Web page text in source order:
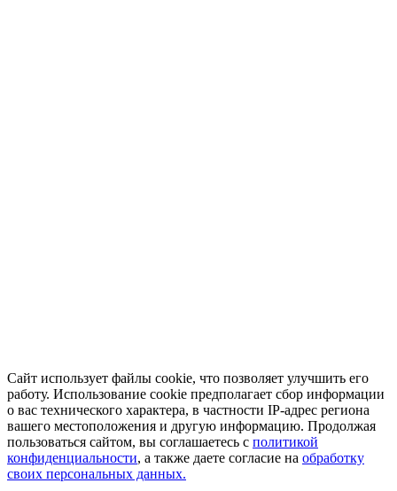
Сайт использует файлы cookie, что позволяет улучшить его
работу. Использование cookie предполагает сбор информации
о вас технического характера, в частности IP-адрес региона
вашего местоположения и другую информацию. Продолжая
пользоваться сайтом, вы соглашаетесь с политикой
конфиденциальности, а также даете согласие на обработку
своих персональных данных.